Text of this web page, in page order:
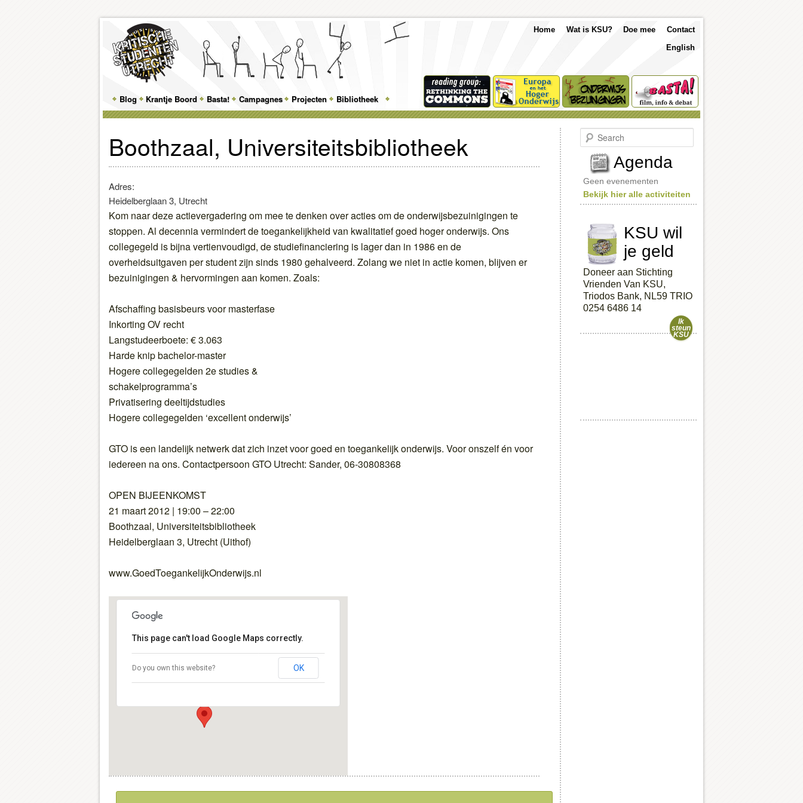
Main
menu
Skip
to
primary
content
Skip
to
secondary
content
Blog Krantje Boord Basta! Campagnes Projecten Bibliotheek
TopSkip
content
Skip
content
Contact
Doe mee
Wat is KSU?
Home
English
Top
Feature
Menu
Skip
to
primary
Skip
to
secondary
Boothzaal, Universiteitsbibliotheek
Adres:
Heidelberglaan 3, Utrecht
Kom naar deze actievergadering om mee te denken over acties om de onderwijsbezuinigingen te
stoppen. Al decennia vermindert de toegankelijkheid van kwalitatief goed hoger onderwijs. Ons
collegegeld is bijna vertienvoudigd, de studiefinanciering is lager dan in 1986 en de
overheidsuitgaven per student zijn sinds 1980 gehalveerd. Zolang we niet in actie komen, blijven er
bezuinigingen & hervormingen aan komen. Zoals:
Afschaffing basisbeurs voor masterfase
Inkorting OV recht
Langstudeerboete: € 3.063
Harde knip bachelor-master
Hogere collegegelden 2e studies &
schakelprogramma’s
Privatisering deeltijdstudies
Hogere collegegelden ‘excellent onderwijs’
GTO is een landelijk netwerk dat zich inzet voor goed en toegankelijk onderwijs. Voor onszelf én voor
iedereen na ons. Contactpersoon GTO Utrecht: Sander, 06-30808368
OPEN BIJEENKOMST
21 maart 2012 | 19:00 – 22:00
Boothzaal, Universiteitsbibliotheek
Heidelberglaan 3, Utrecht (Uithof)
www.GoedToegankelijkOnderwijs.nl
Boothzaal, Universiteitsbibliotheek
Details
This page can't load Google Maps correctly.
Do you own this website? OK
e
c
h
Agenda
Geen evenementen
Bekijk hier alle activiteiten
KSU wil
je geld
Doneer aan Stichting
Vrienden Van KSU,
Triodos Bank, NL59 TRIO
0254 6486 14
Ik
steun
KSU